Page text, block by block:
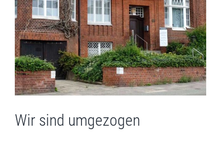
Wir sind umgezogen